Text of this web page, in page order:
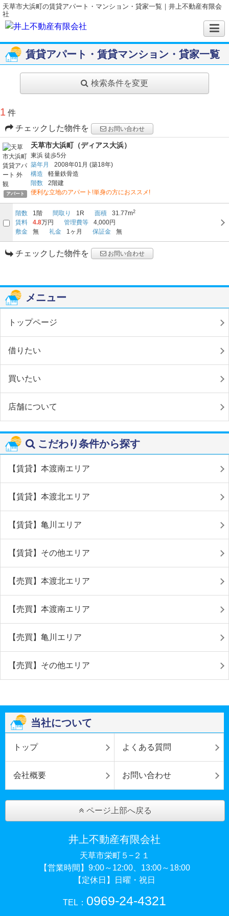
天草市大浜町の賃貸アパート・マンション・貸家一覧｜井上不動産有限会
社
賃貸アパート・賃貸マンション・貸家一覧
検索条件を変更
1 件
チェックした物件を
お問い合わせ
アパート
天草市大浜町（ディアス大浜）
東浜 徒歩5分
築年月
2008年01月 (築18年)
構造
軽量鉄骨造
階数
2階建
便利な立地のアパート!単身の方におススメ!
階数 1階 間取り 1R 面積 31.77m2
賃料 4.8万円 管理費等
4,000円
敷金
無 礼金 1ヶ月 保証金 無
チェックした物件を お問い合わせ
メニュー
トップページ
借りたい
買いたい
店舗について
こだわり条件から探す
【賃貸】本渡南エリア
【賃貸】本渡北エリア
【賃貸】亀川エリア
【賃貸】その他エリア
【売買】本渡北エリア
【売買】本渡南エリア
【売買】亀川エリア
【売買】その他エリア
当社について
トップ よくある質問
会社概要 お問い合わせ
ページ上部へ戻る
井上不動産有限会社
天草市栄町５−２１
【営業時間】9:00～12:00、13:00～18:00
【定休日】日曜・祝日
TEL： 0969-24-4321